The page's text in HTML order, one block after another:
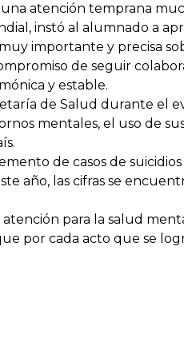
atención temprana
instó al alumnado a
importante y precisa
de seguir
y estable.
de Salud durante el
mentales, el uso de
de casos de
año, las cifras se
para la salud
por cada acto que se